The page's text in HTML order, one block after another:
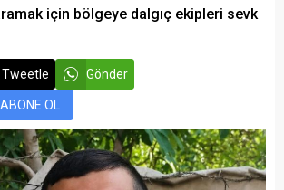
için bölgeye dalgıç ekipleri sevk
Tweetle Gönder
ABONE OL